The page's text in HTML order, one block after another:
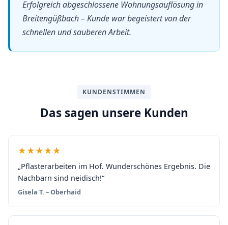
Erfolgreich abgeschlossene Wohnungsauflösung in
Breitengüßbach – Kunde war begeistert von der
schnellen und sauberen Arbeit.
KUNDENSTIMMEN
Das sagen unsere Kunden
★★★★★
„Pflasterarbeiten im Hof. Wunderschönes Ergebnis. Die
Nachbarn sind neidisch!“
Gisela T. – Oberhaid